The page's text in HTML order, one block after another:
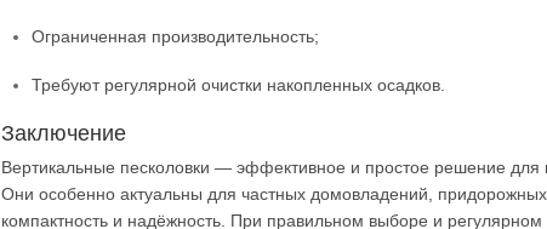
Ограниченная производительность;
Требуют регулярной очистки накопленных осадков.
Заключение
Вертикальные песколовки — эффективное и простое решение для
Они особенно актуальны для частных домовладений,
компактность и надёжность. При правильном выборе и